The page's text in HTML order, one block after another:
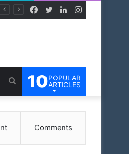
Instagram
LinkedIn
Twitter
Facebook
10POPULAR
ARTICLES
Search
for
Comments